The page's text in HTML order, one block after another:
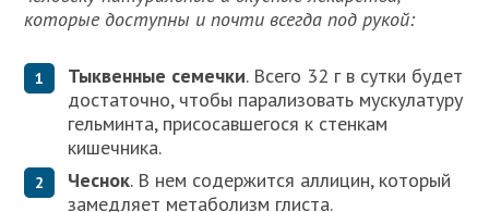
которые доступны и почти всегда под рукой:
Тыквенные семечки. Всего 32 г в сутки будет
достаточно, чтобы парализовать мускулатуру
гельминта, присосавшегося к стенкам
кишечника.
Чеснок. В нем содержится аллицин, который
замедляет метаболизм глиста.